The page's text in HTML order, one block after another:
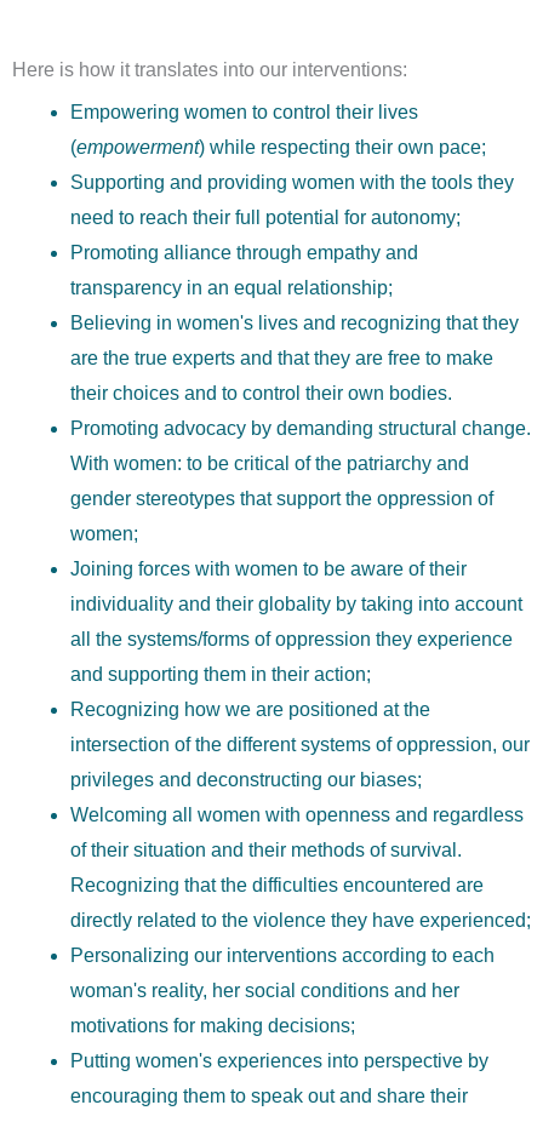
Here is how it translates into our interventions:
Empowering women to control their lives
(empowerment) while respecting their own pace;
Supporting and providing women with the tools they
need to reach their full potential for autonomy;
Promoting alliance through empathy and
transparency in an equal relationship;
Believing in women's lives and recognizing that they
are the true experts and that they are free to make
their choices and to control their own bodies.
Promoting advocacy by demanding structural change.
With women: to be critical of the patriarchy and
gender stereotypes that support the oppression of
women;
Joining forces with women to be aware of their
individuality and their globality by taking into account
all the systems/forms of oppression they experience
and supporting them in their action;
Recognizing how we are positioned at the
intersection of the different systems of oppression, our
privileges and deconstructing our biases;
Welcoming all women with openness and regardless
of their situation and their methods of survival.
Recognizing that the difficulties encountered are
directly related to the violence they have experienced;
Personalizing our interventions according to each
woman's reality, her social conditions and her
motivations for making decisions;
Putting women's experiences into perspective by
encouraging them to speak out and share their